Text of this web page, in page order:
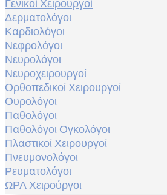
Γενικοί Χειρουργοί
Δερματολόγοι
Καρδιολόγοι
Νεφρολόγοι
Νευρολόγοι
Νευροχειρουργοί
Ορθοπεδικοί Χειρουργοί
Ουρολόγοι
Παθολόγοι
Παθολόγοι Ογκολόγοι
Πλαστικοί Χειρουργοί
Πνευμονολόγοι
Ρευματολόγοι
ΩΡΛ Χειρούργοι